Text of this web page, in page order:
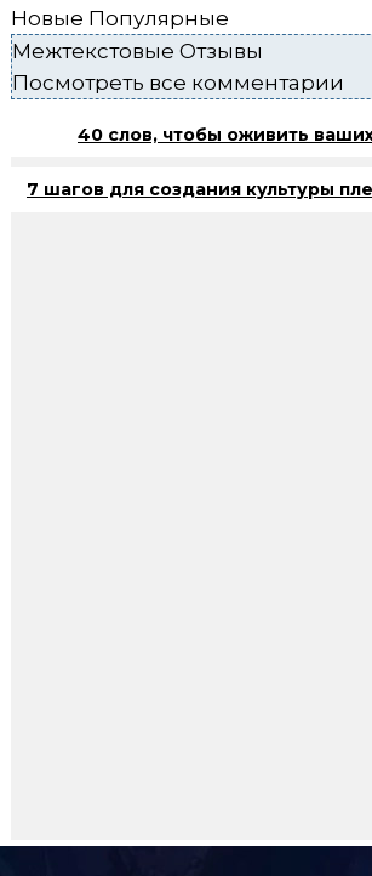
Новые Популярные
Межтекстовые Отзывы
Посмотреть все комментарии
40 слов, чтобы оживить
7 шагов для создания культуры